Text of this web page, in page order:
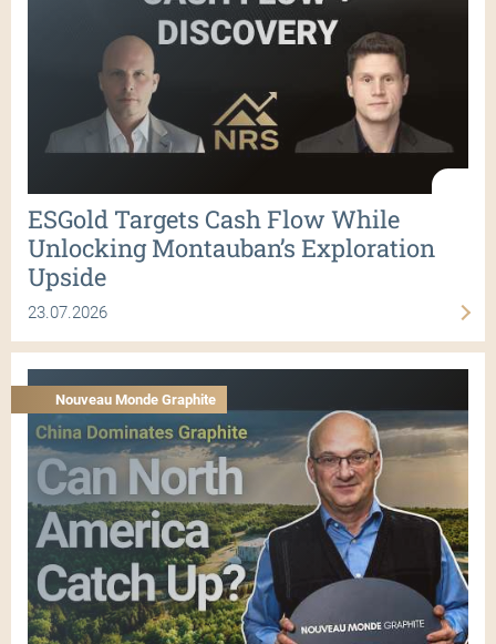
ESGold Targets Cash Flow While
Unlocking Montauban’s Exploration
Upside
23.07.2026
Nouveau Monde Graphite